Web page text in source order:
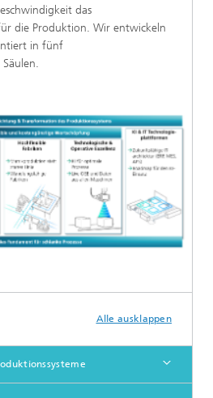
das
die Produktion. Wir entwickeln
in fünf
Alle ausklappen